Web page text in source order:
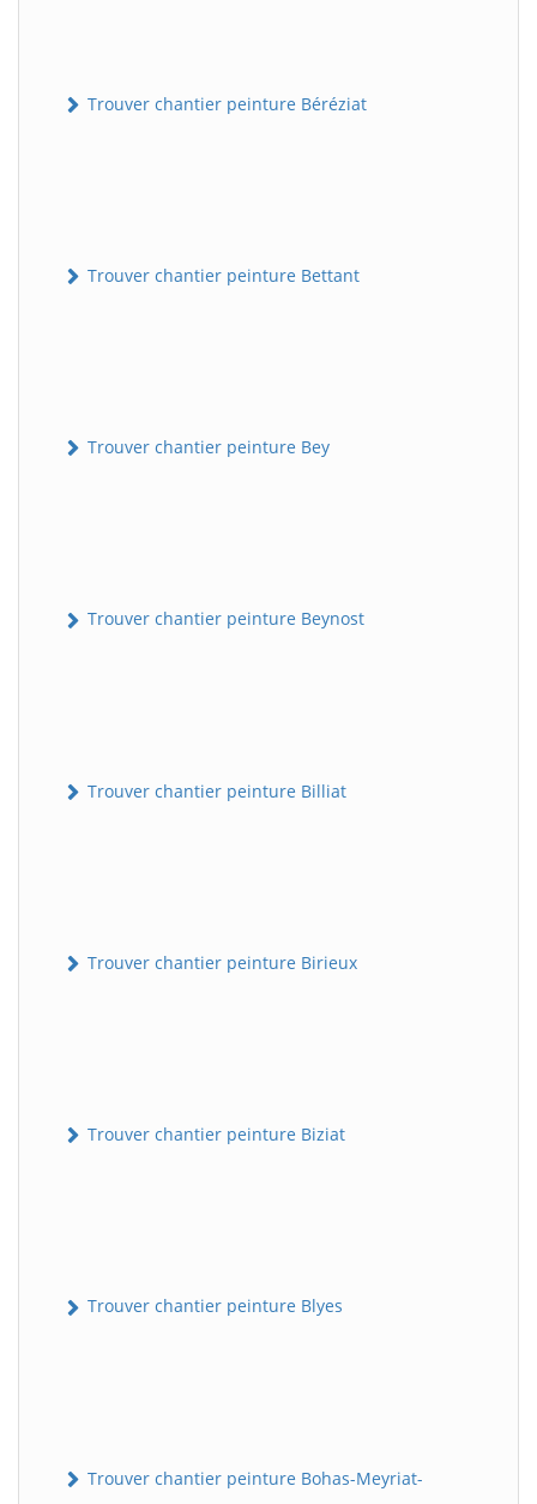
Trouver chantier peinture Béréziat
Trouver chantier peinture Bettant
Trouver chantier peinture Bey
Trouver chantier peinture Beynost
Trouver chantier peinture Billiat
Trouver chantier peinture Birieux
Trouver chantier peinture Biziat
Trouver chantier peinture Blyes
Trouver chantier peinture Bohas-Meyriat-